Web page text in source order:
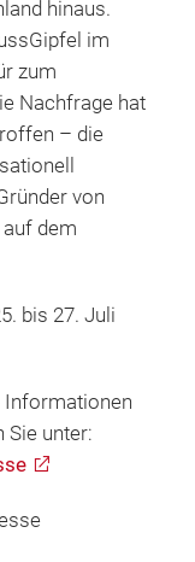
hinaus.
im
zum
Nachfrage hat
– die
von
dem
bis 27. Juli
Informationen
Sie unter: